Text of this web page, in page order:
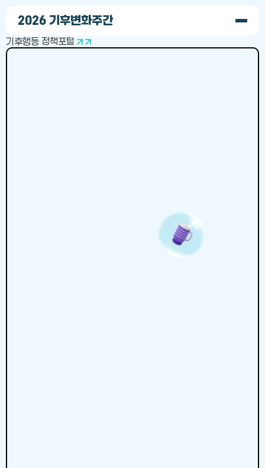
2026 기후변화주간
기후행동 정책포털
화
주